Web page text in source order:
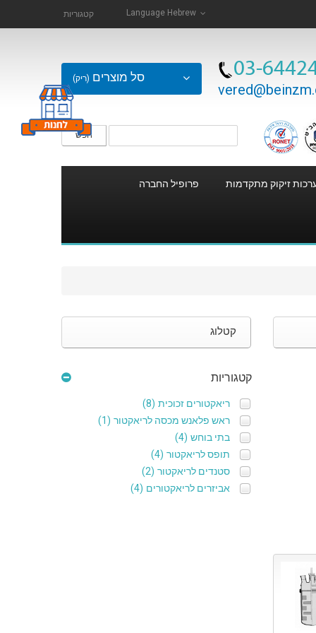
Language Hebrew קטגוריות
חפש
03-
זיקוק מתקדמות פרופיל החברה
סל מוצרים (ריק)
קטלוג
קטגוריות
ריאקטורים זכוכית (8)
ראש פלאנש מכסה לריאקטור (1)
בתי בוחש (4)
תופס לריאקטור (4)
סטנדים לריאקטור (2)
אביזרים לריאקטורים (4)